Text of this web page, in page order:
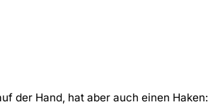
der Hand, hat aber auch einen Haken: